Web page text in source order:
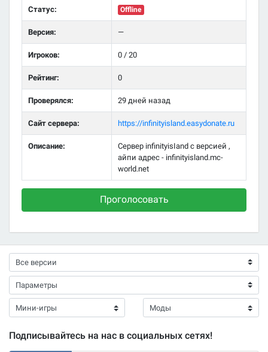
Статус: Offline
Версия: —
Игроков: 0 / 20
Рейтинг: 0
Проверялся: 29 дней назад
Сайт сервера: https://infinityisland.easydonate.ru
Описание:
Сервер infinityisIand с версией ,
айпи адрес - infinityisland.mc-
world.net
Проголосовать
Подписывайтесь на нас в социальных сетях!